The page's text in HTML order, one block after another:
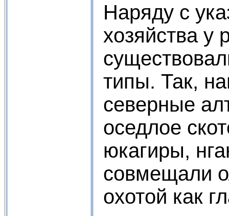
Наряду с
хозяйства у
типы. Так,
северные
оседлое
юкагиры,
совмещали
охотой как